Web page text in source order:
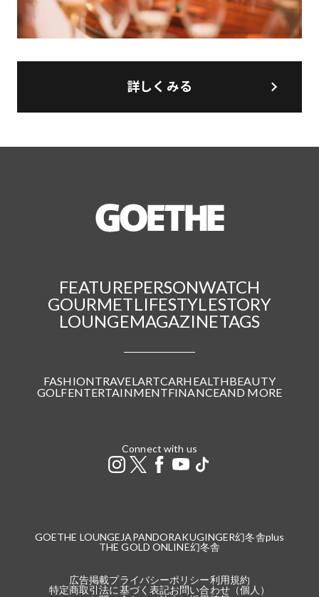
詳しくみる
FEATUREPERSONWATCH
GOURMETLIFESTYLESTORY
LOUNGEMAGAZINETAGS
FASHIONTRAVELARTCARHEALTHBEAUTY
GOLFENTERTAINMENTFINANCEAND MORE
Connect with us
GOETHE LOUNGE JAPANDORAKUGINGER幻冬舎plus
THE GOLD ONLINE幻冬舎
広告掲載プライバシーポリシー利用規約
特定商取引法に基づく表記お問い合わせ（個人）